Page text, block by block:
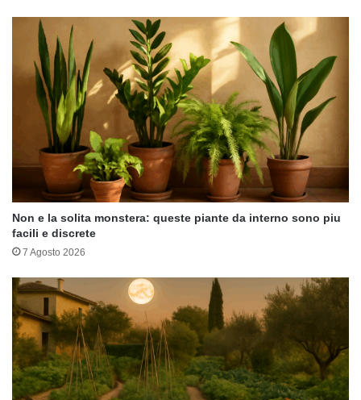
Non e la solita monstera: queste piante da interno sono piu
facili e discrete
7 Agosto 2026